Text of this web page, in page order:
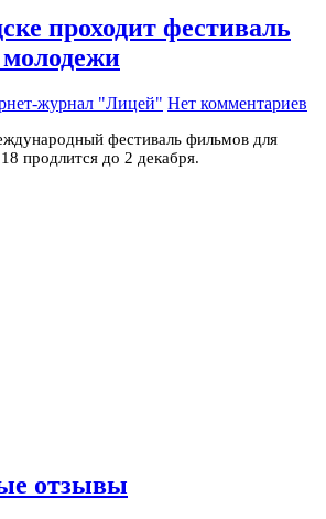
проходит фестиваль
журнал "Лицей" Нет комментариев
фестиваль фильмов для
продлится до 2 декабря.
отзывы